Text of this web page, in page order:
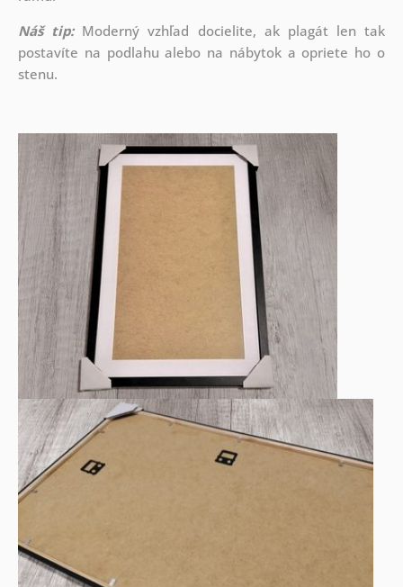
Náš tip: Moderný vzhľad docielite, ak plagát len tak
postavíte na podlahu alebo na nábytok a opriete ho o
stenu.